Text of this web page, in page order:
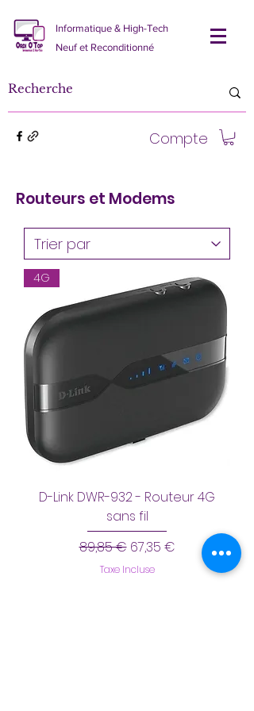
Informatique & High-Tech
Neuf et Reconditionné
Compte
Routeurs et Modems
4G
D-Link DWR-932 - Routeur 4G
sans fil
Prix original
89,85 € Prix promotionnel
67,35 €
Taxe Incluse